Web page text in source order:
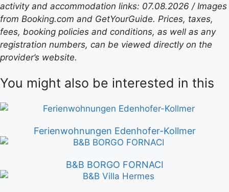
activity and accommodation links: 07.08.2026 / Images
from Booking.com and GetYourGuide. Prices, taxes,
fees, booking policies and conditions, as well as any
registration numbers, can be viewed directly on the
provider’s website.
You might also be interested in this
Ferienwohnungen Edenhofer-Kollmer
B&B BORGO FORNACI